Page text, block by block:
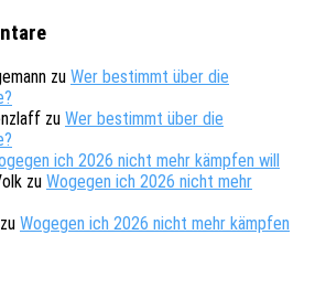
zu Wer bestimmt über die
zu Wer bestimmt über die
ich 2026 nicht mehr kämpfen will
zu Wogegen ich 2026 nicht mehr
zu Wogegen ich 2026 nicht mehr kämpfen